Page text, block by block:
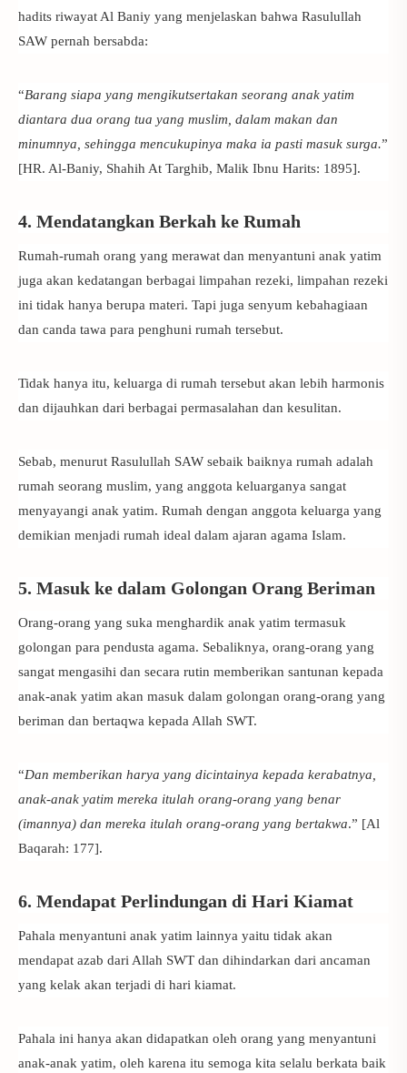
hadits riwayat Al Baniy yang menjelaskan bahwa Rasulullah
SAW pernah bersabda:
“Barang siapa yang mengikutsertakan seorang anak yatim
diantara dua orang tua yang muslim, dalam makan dan
minumnya, sehingga mencukupinya maka ia pasti masuk surga.”
[HR. Al-Baniy, Shahih At Targhib, Malik Ibnu Harits: 1895].
4. Mendatangkan Berkah ke Rumah
Rumah-rumah orang yang merawat dan menyantuni anak yatim
juga akan kedatangan berbagai limpahan rezeki, limpahan rezeki
ini tidak hanya berupa materi. Tapi juga senyum kebahagiaan
dan canda tawa para penghuni rumah tersebut.
Tidak hanya itu, keluarga di rumah tersebut akan lebih harmonis
dan dijauhkan dari berbagai permasalahan dan kesulitan.
Sebab, menurut Rasulullah SAW sebaik baiknya rumah adalah
rumah seorang muslim, yang anggota keluarganya sangat
menyayangi anak yatim. Rumah dengan anggota keluarga yang
demikian menjadi rumah ideal dalam ajaran agama Islam.
5. Masuk ke dalam Golongan Orang Beriman
Orang-orang yang suka menghardik anak yatim termasuk
golongan para pendusta agama. Sebaliknya, orang-orang yang
sangat mengasihi dan secara rutin memberikan santunan kepada
anak-anak yatim akan masuk dalam golongan orang-orang yang
beriman dan bertaqwa kepada Allah SWT.
“Dan memberikan harya yang dicintainya kepada kerabatnya,
anak-anak yatim mereka itulah orang-orang yang benar
(imannya) dan mereka itulah orang-orang yang bertakwa.” [Al
Baqarah: 177].
6. Mendapat Perlindungan di Hari Kiamat
Pahala menyantuni anak yatim lainnya yaitu tidak akan
mendapat azab dari Allah SWT dan dihindarkan dari ancaman
yang kelak akan terjadi di hari kiamat.
Pahala ini hanya akan didapatkan oleh orang yang menyantuni
anak-anak yatim, oleh karena itu semoga kita selalu berkata baik